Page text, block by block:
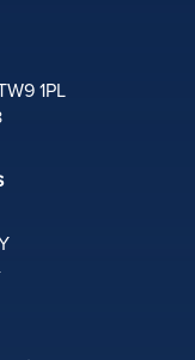
1PL